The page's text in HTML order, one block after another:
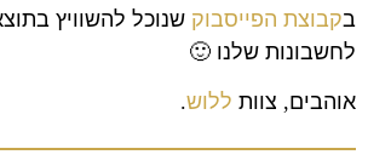
בקבוצת הפייסבוק שנוכל להשוויץ
לחשבונות שלנו 🙂
אוהבים, צוות ללוש.